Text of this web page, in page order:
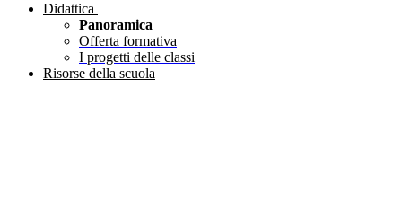
Didattica
Panoramica
Offerta formativa
I progetti delle classi
Risorse della scuola